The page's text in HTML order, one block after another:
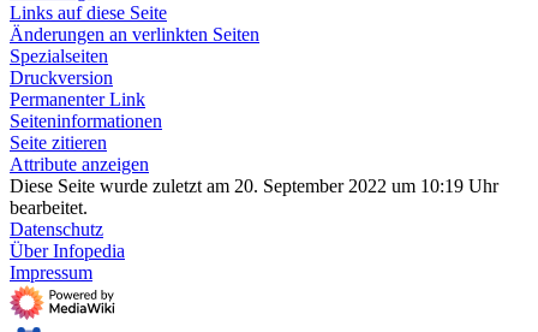
Links auf diese Seite
Änderungen an verlinkten Seiten
Spezialseiten
Druckversion
Permanenter Link
Seiten­­informationen
Seite zitieren
Attribute anzeigen
Diese Seite wurde zuletzt am 20. September 2022 um 10:19 Uhr
bearbeitet.
Datenschutz
Über Infopedia
Impressum